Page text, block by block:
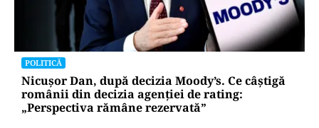
POLITICĂ
Nicușor Dan, după decizia Moody’s. Ce câștigă
românii din decizia agenției de rating:
„Perspectiva rămâne rezervată”